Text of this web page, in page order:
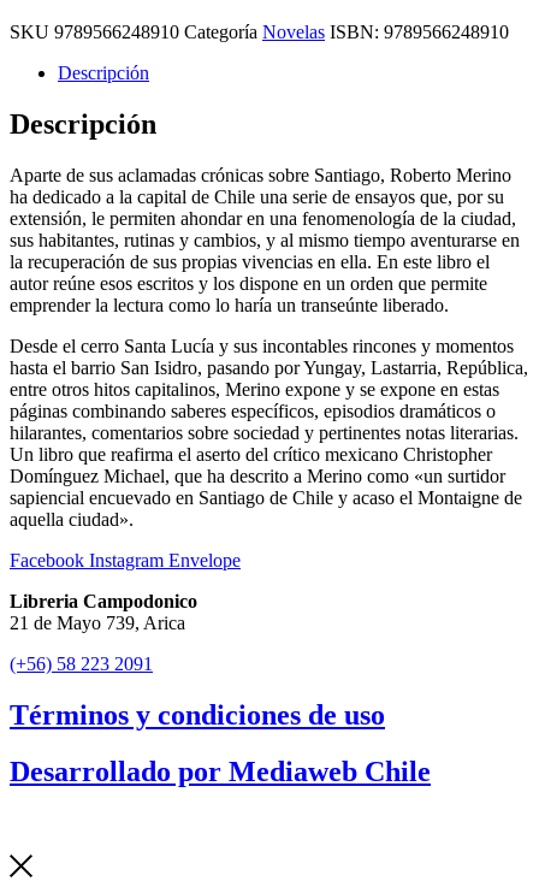
SKU 9789566248910 Categoría Novelas ISBN: 9789566248910
Descripción
Descripción
Aparte de sus aclamadas crónicas sobre Santiago, Roberto Merino
ha dedicado a la capital de Chile una serie de ensayos que, por su
extensión, le permiten ahondar en una fenomenología de la ciudad,
sus habitantes, rutinas y cambios, y al mismo tiempo aventurarse en
la recuperación de sus propias vivencias en ella. En este libro el
autor reúne esos escritos y los dispone en un orden que permite
emprender la lectura como lo haría un transeúnte liberado.
Desde el cerro Santa Lucía y sus incontables rincones y momentos
hasta el barrio San Isidro, pasando por Yungay, Lastarria, República,
entre otros hitos capitalinos, Merino expone y se expone en estas
páginas combinando saberes específicos, episodios dramáticos o
hilarantes, comentarios sobre sociedad y pertinentes notas literarias.
Un libro que reafirma el aserto del crítico mexicano Christopher
Domínguez Michael, que ha descrito a Merino como «un surtidor
sapiencial encuevado en Santiago de Chile y acaso el Montaigne de
aquella ciudad».
Facebook Instagram Envelope
Libreria Campodonico
21 de Mayo 739, Arica
(+56) 58 223 2091
Términos y condiciones de uso
Desarrollado por Mediaweb Chile